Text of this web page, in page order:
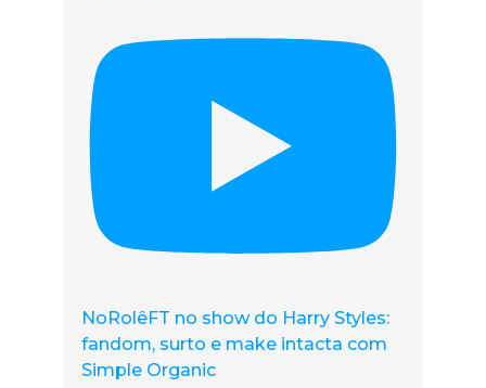
NoRolêFT no show do Harry Styles:
fandom, surto e make intacta com
Simple Organic